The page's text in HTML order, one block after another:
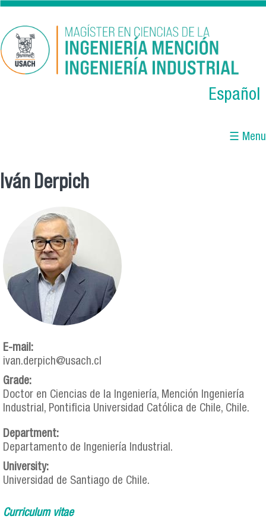
Skip to main content
Español
☰ Menu
You are here
Iván Derpich
E-mail:
ivan.derpich@usach.cl
Grade:
Doctor en Ciencias de la Ingeniería, Mención Ingeniería
Industrial, Pontificia Universidad Católica de Chile, Chile.
Department:
Departamento de Ingeniería Industrial.
University:
Universidad de Santiago de Chile.
Curriculum vitae